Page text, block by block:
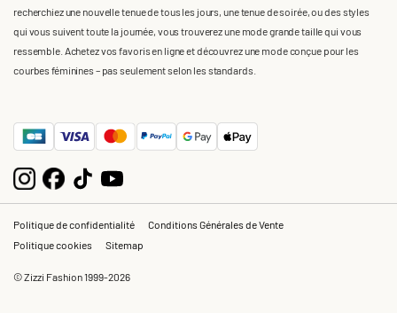
recherchiez une nouvelle tenue de tous les jours, une tenue de soirée, ou des styles
qui vous suivent toute la journée, vous trouverez une mode grande taille qui vous
ressemble. Achetez vos favoris en ligne et découvrez une mode conçue pour les
courbes féminines – pas seulement selon les standards.
Politique de confidentialité
Conditions Générales de Vente
Politique cookies
Sitemap
© Zizzi Fashion 1999-2026